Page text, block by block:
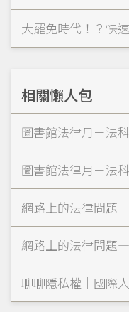
大罷免時代！？快
相關懶人包
圖書館法律月－法
圖書館法律月－法
網路上的法律問題
網路上的法律問題
聊聊隱私權｜國際